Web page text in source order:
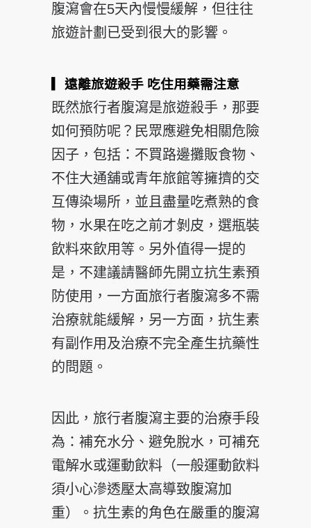
腹瀉會在5天內慢慢緩解，但往往
旅遊計劃已受到很大的影響。
▎遠離旅遊殺手 吃住用藥需注意
既然旅行者腹瀉是旅遊殺手，那要
如何預防呢？民眾應避免相關危險
因子，包括：不買路邊攤販食物、
不住大通舖或青年旅館等擁擠的交
互傳染場所，並且盡量吃煮熟的食
物，水果在吃之前才剝皮，選瓶裝
飲料來飲用等。另外值得一提的
是，不建議請醫師先開立抗生素預
防使用，一方面旅行者腹瀉多不需
治療就能緩解，另一方面，抗生素
有副作用及治療不完全產生抗藥性
的問題。
因此，旅行者腹瀉主要的治療手段
為：補充水分、避免脫水，可補充
電解水或運動飲料（一般運動飲料
須小心滲透壓太高導致腹瀉加
重）。抗生素的角色在嚴重的腹瀉